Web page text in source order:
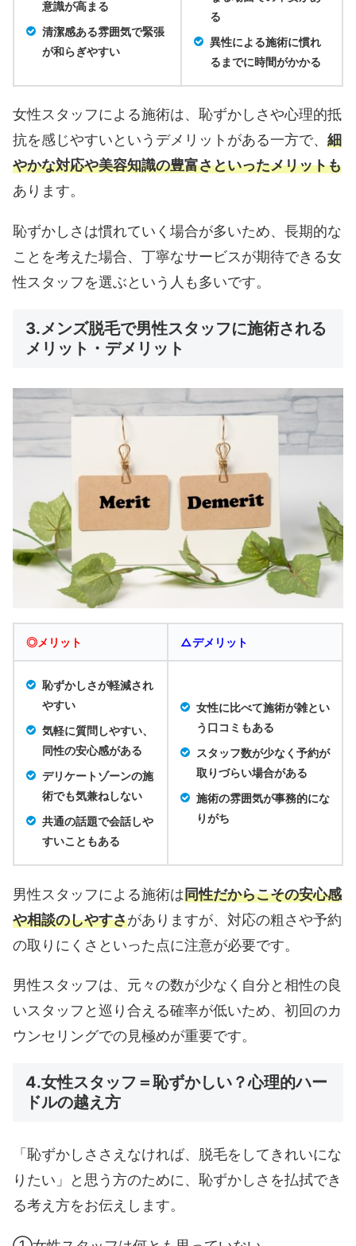
意識が高まる
清潔感ある雰囲気で緊張
が和らぎやすい
る
異性による施術に慣れ
るまでに時間がかかる
女性スタッフによる施術は、恥ずかしさや心理的抵
抗を感じやすいというデメリットがある一方で、 細
やかな対応や美容知識の豊富さといったメリットも
あります。
恥ずかしさは慣れていく場合が多いため、長期的な
ことを考えた場合、丁寧なサービスが期待できる女
性スタッフを選ぶという人も多いです。
3.メンズ脱毛で男性スタッフに施術される
メリット・デメリット
◎メリット △デメリット
恥ずかしさが軽減され
やすい
気軽に質問しやすい、
同性の安心感がある
デリケートゾーンの施
術でも気兼ねしない
共通の話題で会話しや
すいこともある
女性に比べて施術が雑とい
う口コミもある
スタッフ数が少なく予約が
取りづらい場合がある
施術の雰囲気が事務的にな
りがち
男性スタッフによる施術は同性だからこその安心感
や相談のしやすさがありますが、対応の粗さや予約
の取りにくさといった点に注意が必要です。
男性スタッフは、元々の数が少なく自分と相性の良
いスタッフと巡り合える確率が低いため、初回のカ
ウンセリングでの見極めが重要です。
4.女性スタッフ＝恥ずかしい？心理的ハー
ドルの越え方
「恥ずかしささえなければ、脱毛をしてきれいにな
りたい」と思う方のために、恥ずかしさを払拭でき
る考え方をお伝えします。